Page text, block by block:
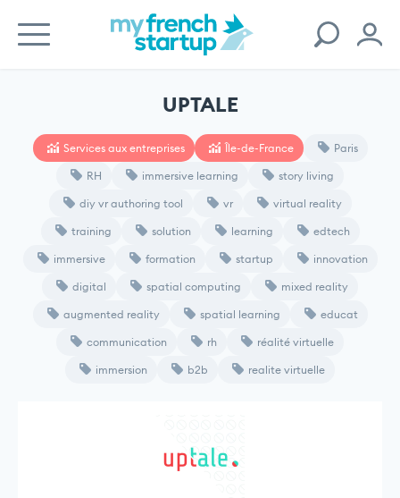
UPTALE
Services aux entreprises Île-de-France Paris
RH immersive learning story living
diy vr authoring tool vr virtual reality
training solution learning edtech
immersive formation startup innovation
digital spatial computing mixed reality
augmented reality spatial learning educat
communication rh réalité virtuelle
immersion b2b realite virtuelle